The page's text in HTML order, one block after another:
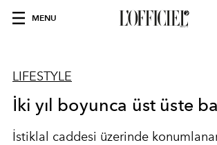
MENU
LIFESTYLE
İki yıl boyunca üst üste
İstiklal caddesi üzerinde